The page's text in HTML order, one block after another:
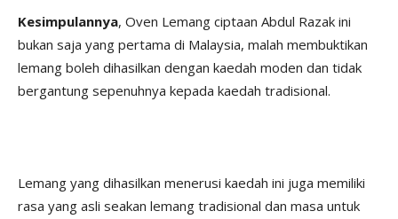
Kesimpulannya, Oven Lemang ciptaan Abdul Razak ini
bukan saja yang pertama di Malaysia, malah membuktikan
lemang boleh dihasilkan dengan kaedah moden dan tidak
bergantung sepenuhnya kepada kaedah tradisional.
Lemang yang dihasilkan menerusi kaedah ini juga memiliki
rasa yang asli seakan lemang tradisional dan masa untuk